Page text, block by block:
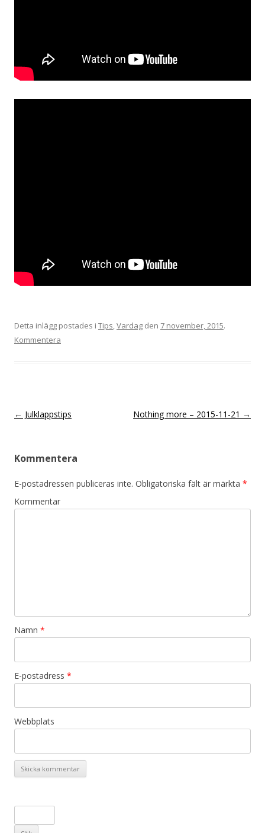
Detta inlägg postades i Tips,Vardag den 7 november, 2015.
Kommentera
Inläggsnavigering
← Julklappstips Nothing more – 2015-11-21 →
Kommentera
E-postadressen publiceras inte. Obligatoriska fält är märkta *
Kommentar
Namn *
E-postadress *
Webbplats
ö